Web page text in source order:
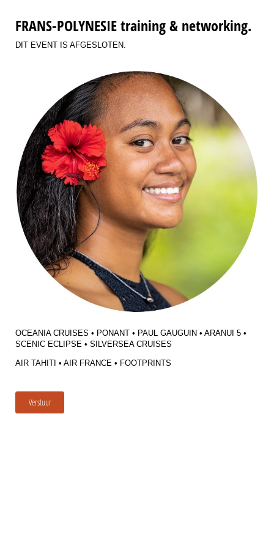
FRANS-POLYNESIE training & networking.
DIT EVENT IS AFGESLOTEN.
OCEANIA CRUISES • PONANT • PAUL GAUGUIN • ARANUI 5 •
SCENIC ECLIPSE • SILVERSEA CRUISES
AIR TAHITI • AIR FRANCE • FOOTPRINTS
Verstuur